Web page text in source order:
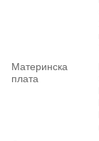
Материнска
плата